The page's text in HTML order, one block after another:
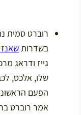
בשדרותשאנז
גייז ודראג
שלו, אלכס,
הפעם